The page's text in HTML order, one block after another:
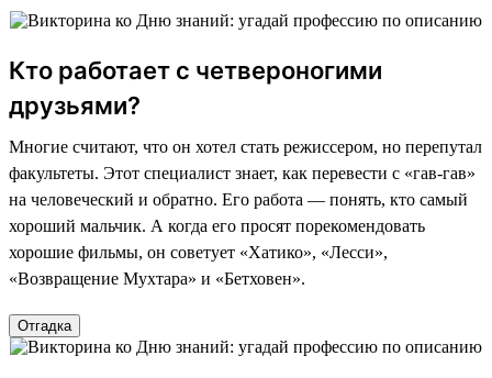
Кто работает с четвероногими
друзьями?
Многие считают, что он хотел стать режиссером, но перепутал
факультеты. Этот специалист знает, как перевести с «гав-гав»
на человеческий и обратно. Его работа — понять, кто самый
хороший мальчик. А когда его просят порекомендовать
хорошие фильмы, он советует «Хатико», «Лесси»,
«Возвращение Мухтара» и «Бетховен».
Отгадка